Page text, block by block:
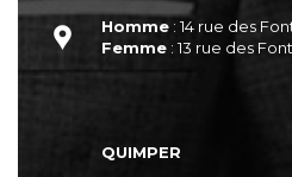
Homme : 14 rue des
Femme : 13 rue des
QUIMPER